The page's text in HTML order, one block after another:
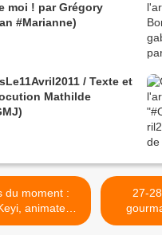
moi ! par Grégory
#Marianne)
/ Texte et
Mathilde
animateur
France", sur
27-